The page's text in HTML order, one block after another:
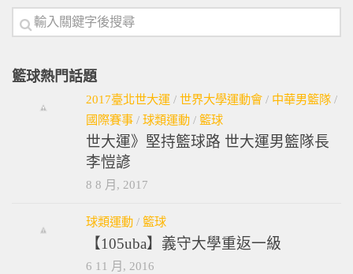
籃球熱門話題
2017臺北世大運 / 世界大學運動會 / 中華男籃隊 /
國際賽事 / 球類運動 / 籃球
世大運》堅持籃球路 世大運男籃隊長
李愷諺
8 8 月, 2017
球類運動 / 籃球
【105uba】義守大學重返一級
6 11 月, 2016